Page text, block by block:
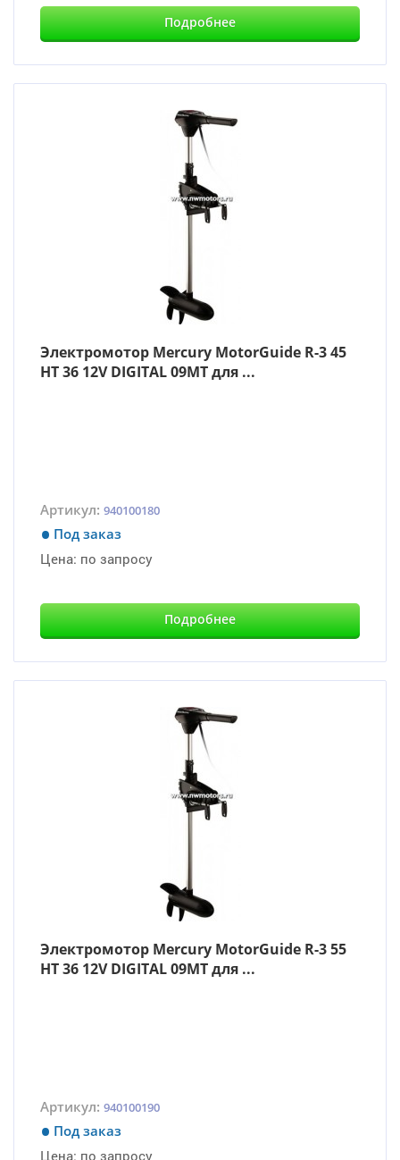
Подробнее
Электромотор Mercury MotorGuide R-3 45
HT 36 12V DIGITAL 09MT для ...
Артикул: 940100180
Под заказ
Цена: по запросу
Подробнее
Электромотор Mercury MotorGuide R-3 55
HT 36 12V DIGITAL 09MT для ...
Артикул: 940100190
Под заказ
Цена: по запросу